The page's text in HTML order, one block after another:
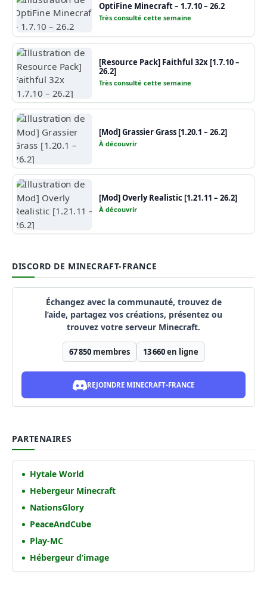
OptiFine Minecraft – 1.7.10 – 26.2
Très consulté cette semaine
[Resource Pack] Faithful 32x [1.7.10 –
26.2]
Très consulté cette semaine
[Mod] Grassier Grass [1.20.1 – 26.2]
À découvrir
[Mod] Overly Realistic [1.21.11 – 26.2]
À découvrir
DISCORD DE MINECRAFT-FRANCE
Échangez avec la communauté, trouvez de
l’aide, partagez vos créations, présentez ou
trouvez votre serveur Minecraft.
67 850membres 13 660en ligne
REJOINDRE MINECRAFT-FRANCE
PARTENAIRES
Hytale World
Hebergeur Minecraft
NationsGlory
PeaceAndCube
Play-MC
Hébergeur d’image